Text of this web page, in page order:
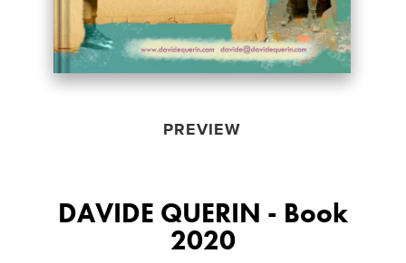
PREVIEW
DAVIDE QUERIN - Book
2020